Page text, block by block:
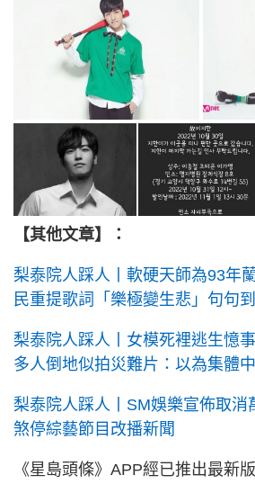
【其他文章】：
梨泰院人踩人丨軟硬天師為93年
民重提歌詞「樂極變生悲」句句
梨泰院人踩人丨女模死裡逃生憶
多人倒地似拍災難片：以為集體
梨泰院人踩人丨SM娛樂宣佈取消
煞停綜藝節目改播新聞
《星島頭條》APP經已推出最新